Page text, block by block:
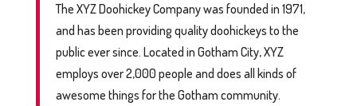
The XYZ Doohickey Company was founded in 1971,
and has been providing quality doohickeys to the
public ever since. Located in Gotham City, XYZ
employs over 2,000 people and does all kinds of
awesome things for the Gotham community.